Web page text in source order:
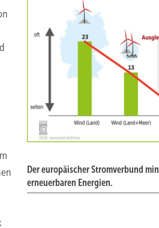
Der europäischer Stromverbund
erneuerbaren Energien.